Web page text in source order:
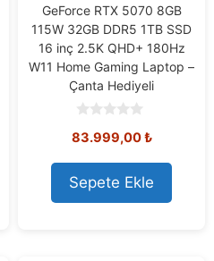
GeForce RTX 5070 8GB
115W 32GB DDR5 1TB SSD
16 inç 2.5K QHD+ 180Hz
W11 Home Gaming Laptop –
Çanta Hediyeli
o
t
o
f
5
83.999,00₺
Sepete Ekle